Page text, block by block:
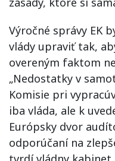
Výročné správy EK
vlády upraviť tak,
overeným faktom
„Nedostatky v
Komisie pri
iba vláda, ale k
Európsky dvor
odporúčaní na